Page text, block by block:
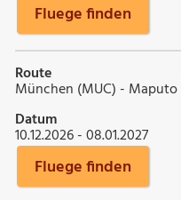
Fluege finden
Route
München (MUC) -
Datum
10.12.2026 - 08.01.2027
Fluege finden